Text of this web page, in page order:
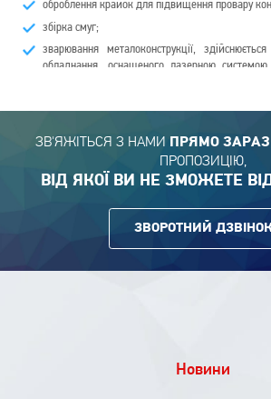
оброблення крайок для підвищення провару
збірка смуг;
зварювання металоконструкції,
обладнання, оснащеного лазерною
установки.
ЗВ'ЯЖІТЬСЯ З НАМИ ПРЯМО
ПРОПОЗИЦІЮ,
ВІД ЯКОЇ ВИ НЕ ЗМОЖЕТЕ
ЗВОРОТНИЙ
Новини